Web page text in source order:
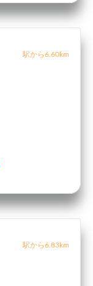
駅から6.60km
駅から6.83km